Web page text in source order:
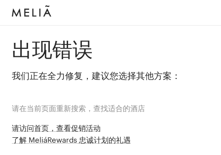
出现错误
我们正在全力修复，建议您选择其他方案：
请在当前页面重新搜索，查找适合的酒店
请访问首页，查看促销活动
了解 MeliáRewards 忠诚计划的礼遇